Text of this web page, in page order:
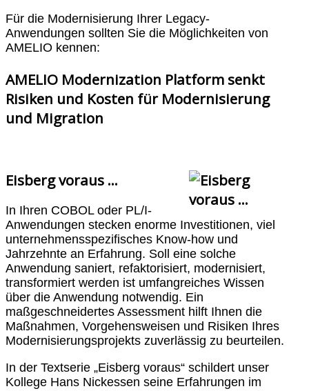
Für die Modernisierung Ihrer Legacy-
Anwendungen sollten Sie die Möglichkeiten von
AMELIO kennen:
AMELIO Modernization Platform senkt
Risiken und Kosten für Modernisierung
und Migration
Eisberg voraus ...
In Ihren COBOL oder PL/I-
Anwendungen stecken enorme Investitionen, viel
unternehmensspezifisches Know-how und
Jahrzehnte an Erfahrung. Soll eine solche
Anwendung saniert, refaktorisiert, modernisiert,
transformiert werden ist umfangreiches Wissen
über die Anwendung notwendig. Ein
maßgeschneidertes Assessment hilft Ihnen die
Maßnahmen, Vorgehensweisen und Risiken Ihres
Modernisierungsprojekts zuverlässig zu beurteilen.
In der Textserie „Eisberg voraus“ schildert unser
Kollege Hans Nickessen seine Erfahrungen im